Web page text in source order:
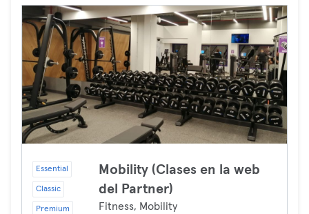
Essential
Classic
Premium
Mobility (Clases en la web
del Partner)
Fitness, Mobility